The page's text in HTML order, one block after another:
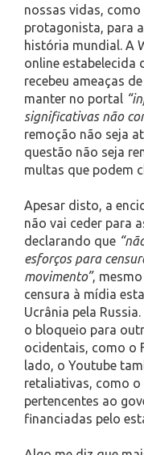
nossas vidas,
protagonista, para
história mundial. A
online estabelecida
recebeu ameaças
manter no portal
significativas não
remoção não seja
questão não seja
multas que podem
Apesar disto, a
não vai ceder para
declarando que
esforços para
movimento”,
censura à mídia
Ucrânia pela
o bloqueio para
ocidentais, como o
lado, o Youtube
retaliativas, como o
pertencentes ao
financiadas pelo